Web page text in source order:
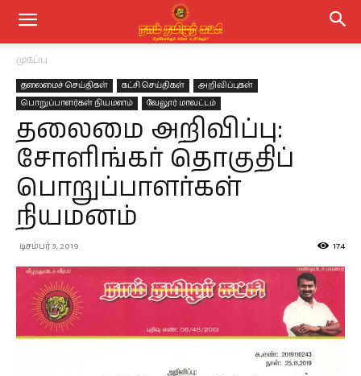
முகப்பு
தலைமைச் செய்திகள் கட்சி செய்திகள்
அறிவிப்புகள்
பொறுப்பாளர்கள் நியமனம்
வேலூர் மாவட்டம்
தலைமை அறிவிப்பு:
சோளிங்கர் தொகுதிப்
பொறுப்பாளர்கள்
நியமனம்
டிசம்பர் 3, 2019 174